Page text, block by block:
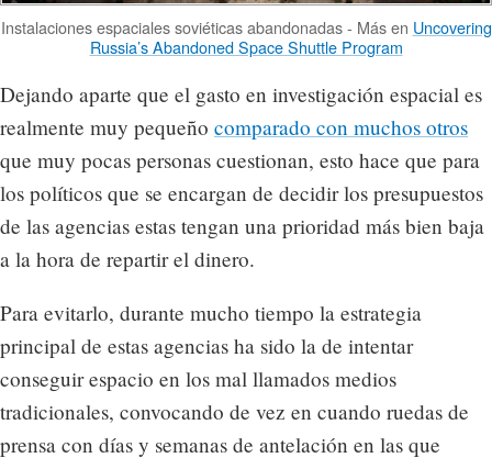
Instalaciones espaciales soviéticas abandonadas - Más en Uncovering
Russia’s Abandoned Space Shuttle Program
Dejando aparte que el gasto en investigación espacial es
realmente muy pequeño comparado con muchos otros
que muy pocas personas cuestionan, esto hace que para
los políticos que se encargan de decidir los presupuestos
de las agencias estas tengan una prioridad más bien baja
a la hora de repartir el dinero.
Para evitarlo, durante mucho tiempo la estrategia
principal de estas agencias ha sido la de intentar
conseguir espacio en los mal llamados medios
tradicionales, convocando de vez en cuando ruedas de
prensa con días y semanas de antelación en las que